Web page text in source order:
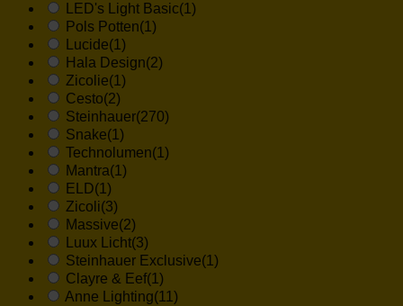
LED's Light Basic(1)
Pols Potten(1)
Lucide(1)
Hala Design(2)
Zicolie(1)
Cesto(2)
Steinhauer(270)
Snake(1)
Technolumen(1)
Mantra(1)
ELD(1)
Zicoli(3)
Massive(2)
Luux Licht(3)
Steinhauer Exclusive(1)
Clayre & Eef(1)
Anne Lighting(11)